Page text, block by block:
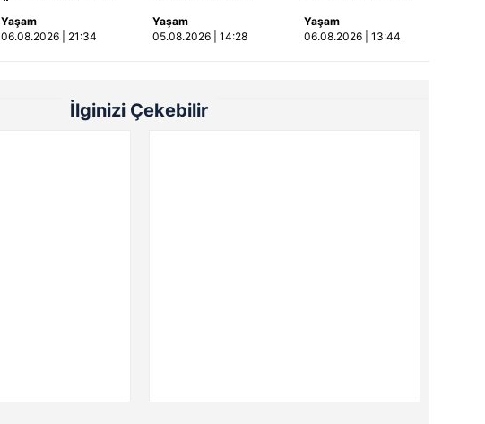
Yaşam
06.08.2026 | 21:34
kaza kamerada |
Video
Yaşam
05.08.2026 | 14:28
sevgilisi ile erkek
arkadaşını silahla
Yaşam
06.08.2026 | 13:44
İlginizi Çekebilir